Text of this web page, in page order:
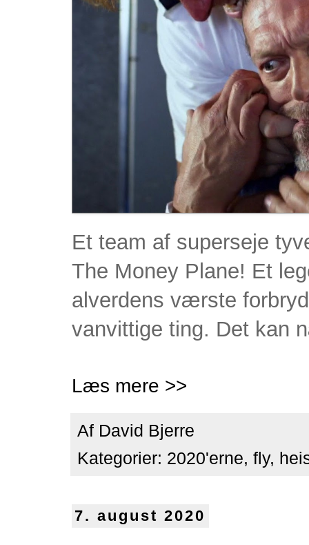
Et team af superseje
The Money Plane! Et
alverdens værste
vanvittige ting. Det kan
Læs mere >>
Af David Bjerre
Kategorier: 2020'erne, fly,
7. august 2020